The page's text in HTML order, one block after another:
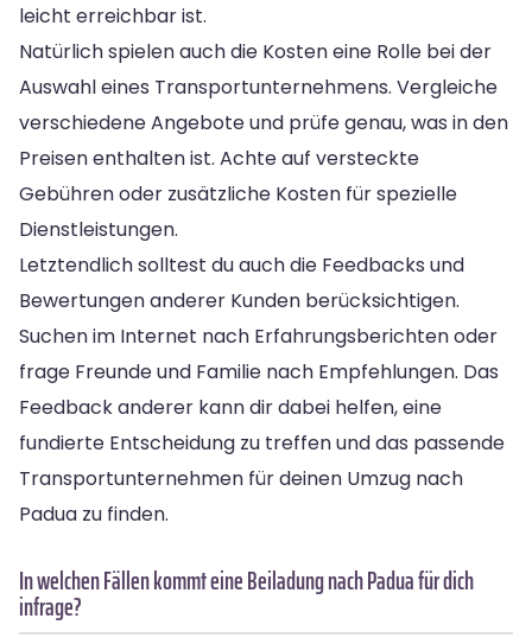
leicht erreichbar ist.
Natürlich spielen auch die Kosten eine Rolle bei der
Auswahl eines Transportunternehmens. Vergleiche
verschiedene Angebote und prüfe genau, was in den
Preisen enthalten ist. Achte auf versteckte
Gebühren oder zusätzliche Kosten für spezielle
Dienstleistungen.
Letztendlich solltest du auch die Feedbacks und
Bewertungen anderer Kunden berücksichtigen.
Suchen im Internet nach Erfahrungsberichten oder
frage Freunde und Familie nach Empfehlungen. Das
Feedback anderer kann dir dabei helfen, eine
fundierte Entscheidung zu treffen und das passende
Transportunternehmen für deinen Umzug nach
Padua zu finden.
In welchen Fällen kommt eine Beiladung nach Padua für dich
infrage?